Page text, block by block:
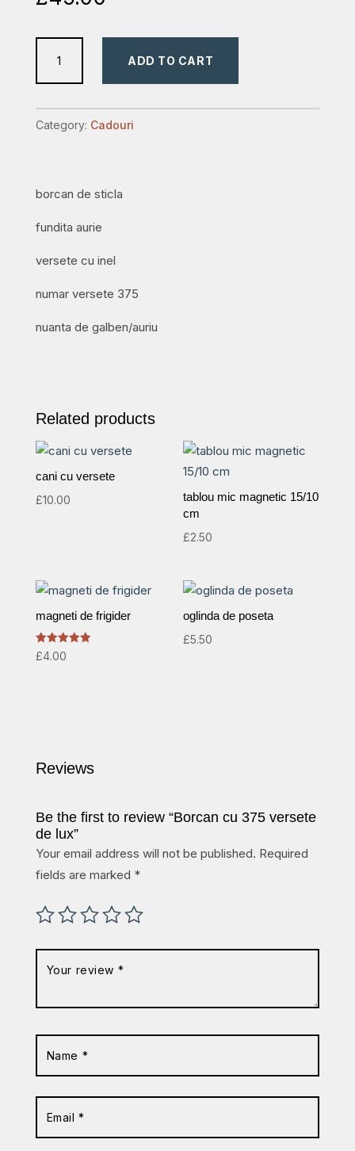
versete
de
ADD TO CART
Category: Cadouri
borcan de sticla
fundita aurie
versete cu inel
numar versete 375
nuanta de galben/auriu
Related products
cani cu versete
£10.00
tablou mic magnetic 15/10
cm
£2.50
magneti de frigider
Rated
5.00
£4.00
oglinda de poseta
£5.50
Reviews
Be the first to review “Borcan cu 375 versete
de lux”
Your email address will not be published. Required
fields are marked *